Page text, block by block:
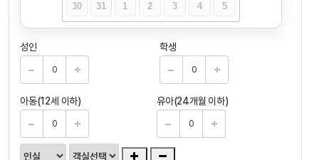
30 31 1 2 3 4 5
성인 학생
아동(12세 이하) 유아(24개월 이하)